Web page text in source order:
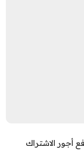
أجور الاشتراك